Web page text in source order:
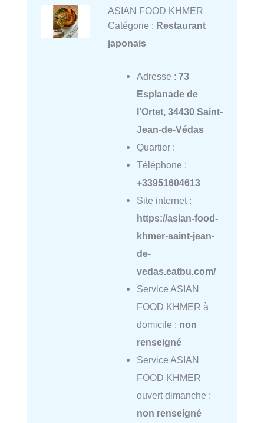
ASIAN FOOD KHMER
Catégorie : Restaurant
japonais
Adresse : 73
Esplanade de
l'Ortet, 34430 Saint-
Jean-de-Védas
Quartier :
Téléphone :
+33951604613
Site internet :
https://asian-food-
khmer-saint-jean-
de-
vedas.eatbu.com/
Service ASIAN
FOOD KHMER à
domicile : non
renseigné
Service ASIAN
FOOD KHMER
ouvert dimanche :
non renseigné